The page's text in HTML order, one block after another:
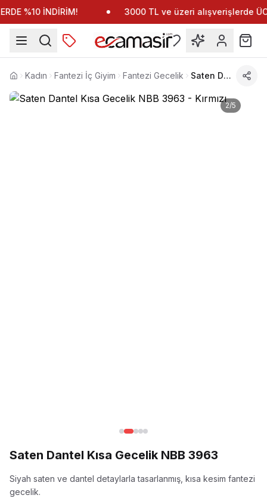
%10 İNDİRİM! 3000 TL ve üzeri alışverişlerde
Anasayfa
Kadın Fantezi İç Giyim Fantezi Gecelik Saten Dantel Kısa Gecelik NBB 3963
2/5
Saten Dantel Kısa Gecelik NBB 3963
Siyah saten ve dantel detaylarla tasarlanmış, kısa kesim fantezi
gecelik.